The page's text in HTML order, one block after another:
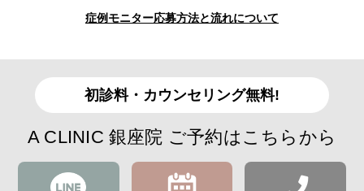
症例モニター応募方法と流れについて
初診料・カウンセリング無料!
A CLINIC 銀座院 ご予約はこちらから